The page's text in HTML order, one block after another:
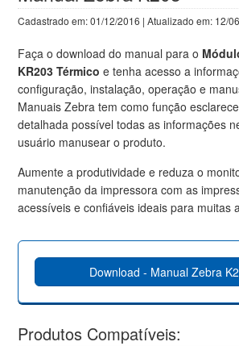
Cadastrado em: 01/12/2016 | Atualizado em: 12/
Faça o download do manual para o
KR203 Térmico e tenha acesso a
configuração, instalação, operação e
Manuais Zebra tem como função
detalhada possível todas as informações
usuário manusear o produto.
Aumente a produtividade e reduza o
manutenção da impressora com as
acessíveis e confiáveis ideais para muitas
Download - Manual Zebra
Produtos Compatíveis: